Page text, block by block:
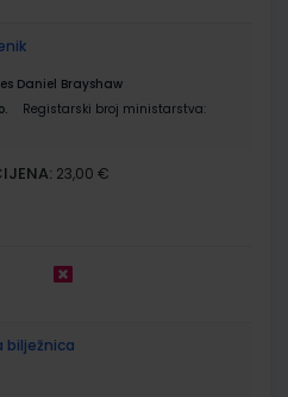
Daniel Brayshaw
Registarski broj ministarstva:
23,00 €
bilježnica